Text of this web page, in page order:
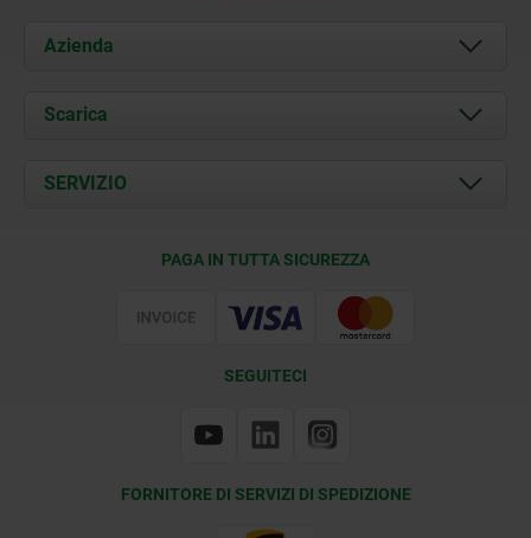
Azienda
Chi siamo
Contatti
Scarica
Documents
SERVIZIO
PAGA IN TUTTA SICUREZZA
SEGUITECI
FORNITORE DI SERVIZI DI SPEDIZIONE